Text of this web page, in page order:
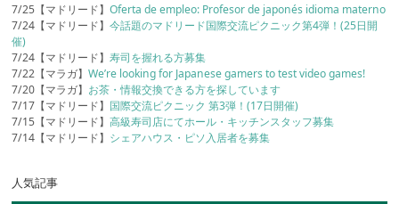
7/25【マドリード】Oferta de empleo: Profesor de japonés idioma materno
7/24【マドリード】今話題のマドリード国際交流ピクニック第4弾！(25日開
催)
7/24【マドリード】寿司を握れる方募集
7/22【マラガ】We’re looking for Japanese gamers to test video games!
7/20【マラガ】 お茶・情報交換できる方を探しています
7/17【マドリード】 国際交流ピクニック 第3弾！(17日開催)
7/15【マドリード】高級寿司店にてホール・キッチンスタッフ募集
7/14【マドリード】 シェアハウス・ピソ入居者を募集
人気記事